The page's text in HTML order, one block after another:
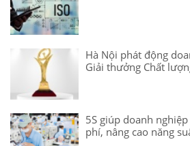
Hà Nội phát động
Giải thưởng Chất
5S giúp doanh
phí, nâng cao năng